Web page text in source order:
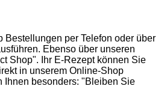
Bestellungen per Telefon oder über
Ebenso über unseren
Shop". Ihr E-Rezept können Sie
in unserem Online-Shop
Ihnen besonders: "Bleiben Sie